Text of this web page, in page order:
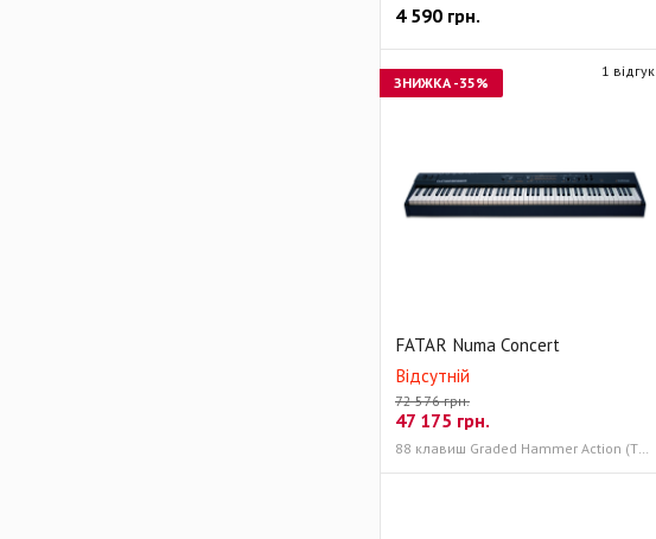
4 590 грн.
FATAR Numa Concert
Відсутній
72 576 грн.
47 175 грн.
1 відгук
ЗНИЖКА -35%